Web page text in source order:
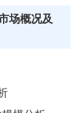
场概况及